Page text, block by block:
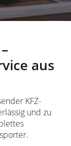
aus
KFZ-
und zu